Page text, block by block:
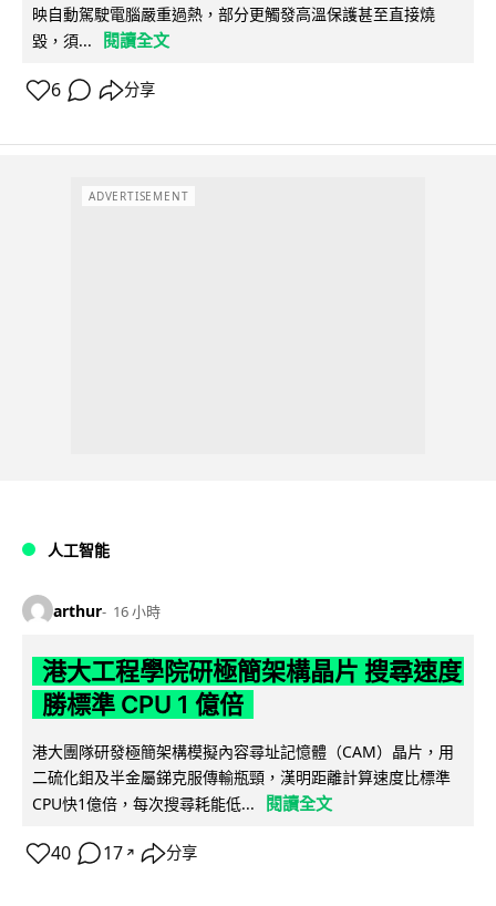
映自動駕駛電腦嚴重過熱，部分更觸發高溫保護甚至直接燒
毀，須...
閱讀全文
6 分享
ADVERTISEMENT
人工智能
arthur 16 小時
港大工程學院研極簡架構晶片 搜尋速度
勝標準 CPU 1 億倍
港大團隊研發極簡架構模擬內容尋址記憶體（CAM）晶片，用
二硫化鉬及半金屬銻克服傳輸瓶頸，漢明距離計算速度比標準
CPU快1億倍，每次搜尋耗能低...
閱讀全文
40 17 ↗ 分享